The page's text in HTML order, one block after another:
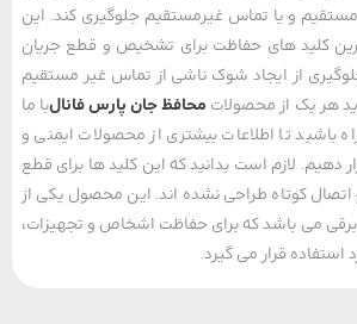
یا تماس غیرمستقیم جلوگیری کند. این
های حفاظت برای تشخیص و قطع جریان
ایجاد شوک ناشی از تماس غیر مستقیم
از محصولاتمحافظ جان پارس فانالبا ما
تا اطلاعات بیشتری از محصولات ایمنی و
لازم است بدانید که این کلید ها برای قطع
‌کوتاه طراحی نشده‌ اند. این محصول یکی از
باشد که برای حفاظت اشخاص و تجهیزات،
قرار می گیرد.